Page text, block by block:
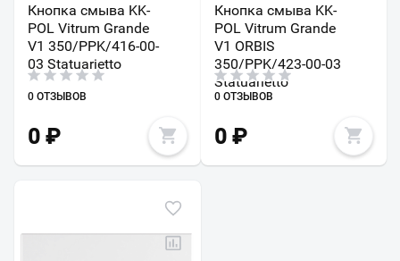
Кнопка смыва KK-
POL Vitrum Grande
V1 350/PPK/416-00-
03 Statuarietto
0 ОТЗЫВОВ
0 ₽
Кнопка смыва KK-
POL Vitrum Grande
V1 ORBIS
350/PPK/423-00-03
Statuarietto
0 ОТЗЫВОВ
0₽